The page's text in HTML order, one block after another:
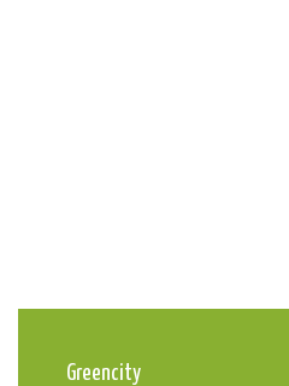
Greencity